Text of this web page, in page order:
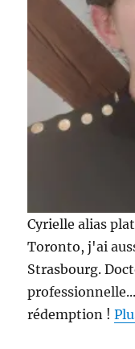
Cyrielle alias
Toronto, j'ai
Strasbourg.
rédemption !